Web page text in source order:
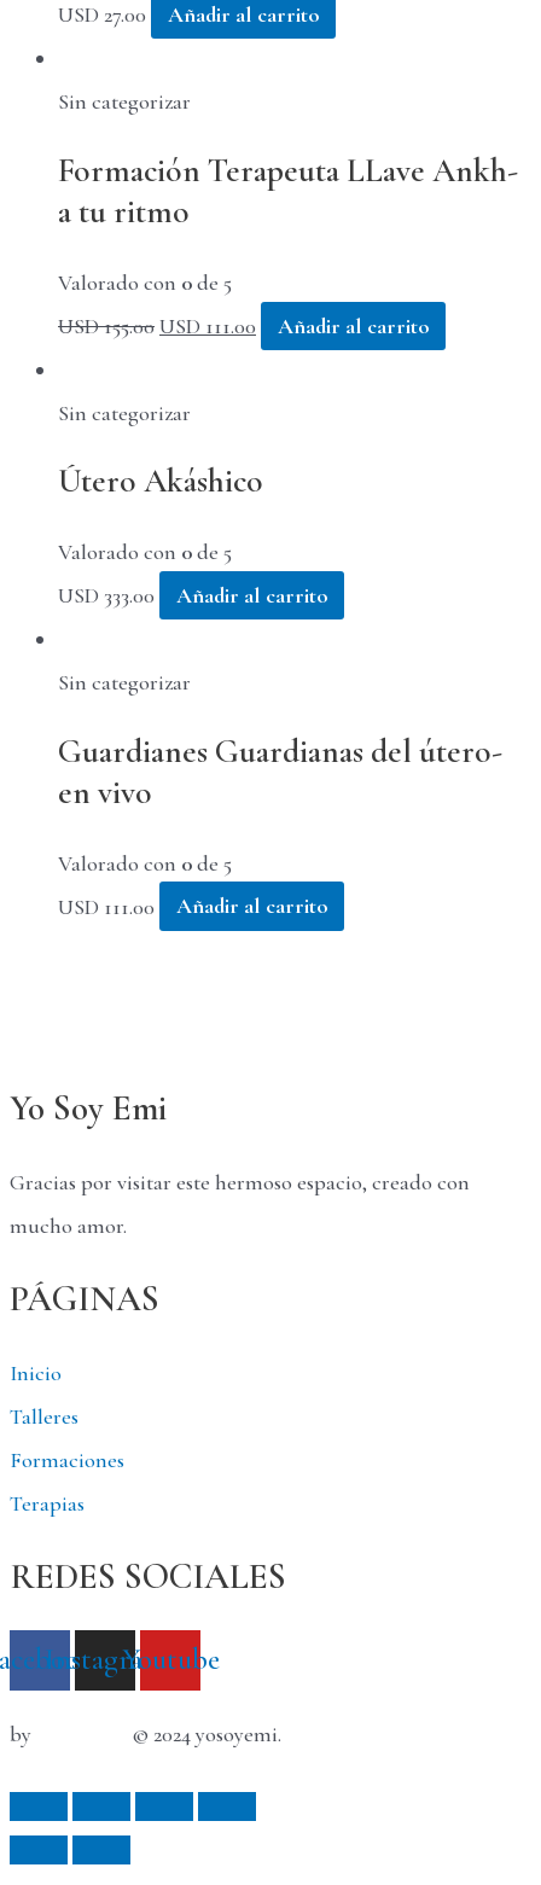
USD 27.00 Añadir al carrito
Sin categorizar
Formación Terapeuta LLave Ankh-
a tu ritmo
Valorado con 0de 5
USD155.00El
original
USD 155.00.
USD 111.00
USD 111.00.
Añadir al carrito
Sin categorizar
Útero Akáshico
Valorado con 0de 5
USD 333.00 Añadir al carrito
Sin categorizar
Guardianes Guardianas del útero-
en vivo
Valorado con 0de 5
USD 111.00 Añadir al carrito
Yo Soy Emi
Gracias por visitar este hermoso espacio, creado con
mucho amor.
PÁGINAS
Inicio
Talleres
Formaciones
Terapias
REDES SOCIALES
InstagramYoutube
by © 2024 yosoyemi.